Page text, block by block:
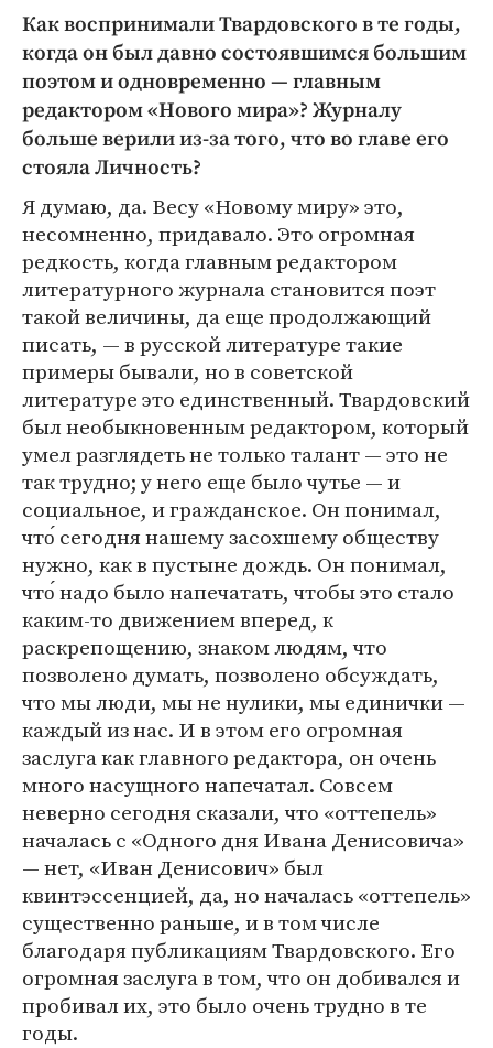
Как воспринимали Твардовского в те годы,
когда он был давно состоявшимся большим
поэтом и одновременно — главным
редактором «Нового мира»? Журналу
больше верили из-за того, что во главе его
стояла Личность?
Я думаю, да. Весу «Новому миру» это,
несомненно, придавало. Это огромная
редкость, когда главным редактором
литературного журнала становится поэт
такой величины, да еще продолжающий
писать, — в русской литературе такие
примеры бывали, но в советской
литературе это единственный. Твардовский
был необыкновенным редактором, который
умел разглядеть не только талант — это не
так трудно; у него еще было чутье — и
социальное, и гражданское. Он понимал,
что́ сегодня нашему засохшему обществу
нужно, как в пустыне дождь. Он понимал,
что́ надо было напечатать, чтобы это стало
каким-то движением вперед, к
раскрепощению, знаком людям, что
позволено думать, позволено обсуждать,
что мы люди, мы не нулики, мы единички —
каждый из нас. И в этом его огромная
заслуга как главного редактора, он очень
много насущного напечатал. Совсем
неверно сегодня сказали, что «оттепель»
началась с «Одного дня Ивана Денисовича»
— нет, «Иван Денисович» был
квинтэссенцией, да, но началась «оттепель»
существенно раньше, и в том числе
благодаря публикациям Твардовского. Его
огромная заслуга в том, что он добивался и
пробивал их, это было очень трудно в те
годы.